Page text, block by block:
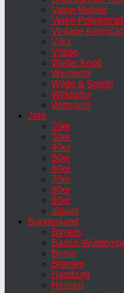
Vatne Møbler
Vejen
Vintage
Vitra
Vitsoe
Walter Knoll
Westnofa
Wilde & Spieth
Wilkhahn
Wittmann
Jahr
20er
30er
40er
50er
60er
70er
80er
90er
aktuell
Bundesland
Bayern
Baden-
Berlin
Bremen
Hamburg
Hessen